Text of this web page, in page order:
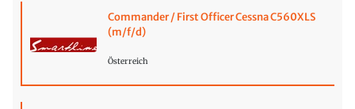
Commander / First Officer Cessna C560XLS
(m/f/d)
Österreich